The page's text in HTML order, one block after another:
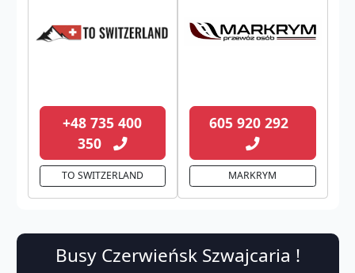
+48 735 400
350
TO SWITZERLAND
605 920 292
MARKRYM
Busy Czerwieńsk Szwajcaria !